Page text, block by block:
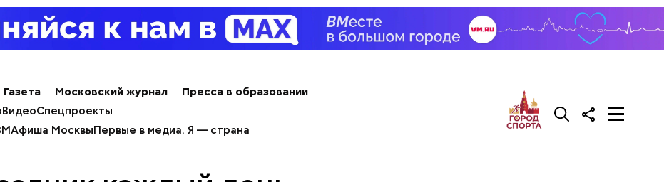
Газета Московский журнал
Пресса в образовании
ВидеоСпецпроекты
Афиша МосквыПервые в медиа. Я — страна